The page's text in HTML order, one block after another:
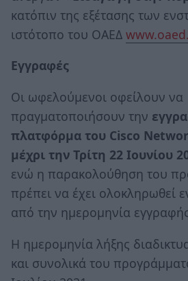
κατόπιν της εξέτασης των
ιστότοπο του ΟΑΕΔ
Εγγραφές
Οι ωφελούμενοι οφείλουν να
πραγματοποιήσουν την
πλατφόρμα του Cisco
μέχρι την Τρίτη 22 Ιουνίου
ενώ η παρακολούθηση του
πρέπει να έχει ολοκληρωθεί
από την ημερομηνία
Η ημερομηνία λήξης
και συνολικά του